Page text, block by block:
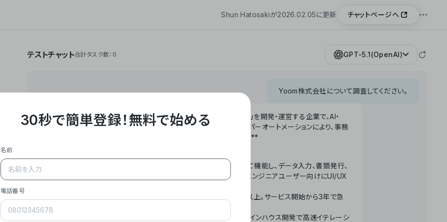
Shun Hatosakiが2026.02.05に更新 チャットページへ
テストチャット合計タスク数：0 GPT-5.1(OpenAI)
Yoom株式会社について調査してください。
**Yoom株式会社は、ビジネスオートメーションSaaS「Yoom」を開発・運営する企業で、AI・
API・RPA・OCRなどの技術をノーコードで組み合わせたハイパーオートメーションにより、事務
作業やデスクワークを自動化するサービスを提供しています。**
- **主力プロダクト「Yoom」**: SaaS連携データベースとして機能し、データ入力、書類発行、
メール対応、請求書処理、日報作成などの業務を自動化。非エンジニアユーザー向けにUI/UX
- **実績**: 国内利用社数20,000社超、直近成長率300%以上。サービス開始から3年で急
- **強み**: すべての自動化技術を1プラットフォームで完結。インハウス開発で高速イテレーシ
30秒で簡単登録！無料で始める
名前
電話番号